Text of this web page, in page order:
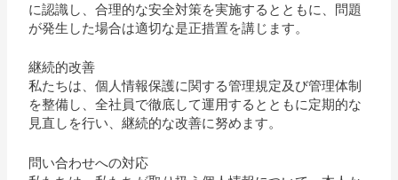
に認識し、合理的な安全対策を実施するとともに、問題
が発生した場合は適切な是正措置を講じます。
継続的改善
私たちは、個人情報保護に関する管理規定及び管理体制
を整備し、全社員で徹底して運用するとともに定期的な
見直しを行い、継続的な改善に努めます。
問い合わせへの対応